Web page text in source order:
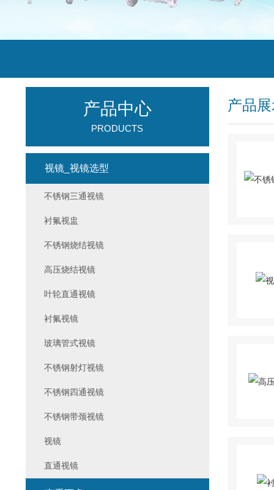
产品
产品中心
PRODUCTS
视镜_视镜选型
不锈钢三通视镜
衬氟视盅
不锈钢烧结视镜
高压烧结视镜
叶轮直通视镜
衬氟视镜
玻璃管式视镜
不锈钢射灯视镜
不锈钢四通视镜
不锈钢带颈视镜
视镜
直通视镜